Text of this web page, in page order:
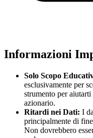
Informazioni
Solo Scopo
esclusivamente per
strumento per
azionario.
Ritardi nei Dati: I
principalmente di
Non dovrebbero